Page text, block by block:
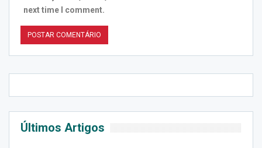
next time I comment.
Últimos Artigos